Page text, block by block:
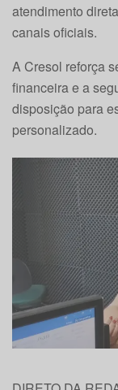
atendimento
canais oficiais.
A Cresol reforça
financeira e a
disposição para
personalizado.